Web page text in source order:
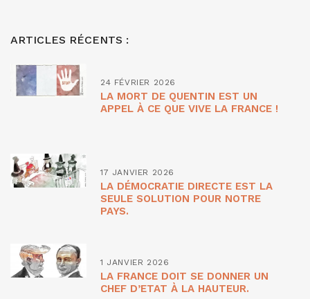
ARTICLES RÉCENTS :
24 FÉVRIER 2026
LA MORT DE QUENTIN EST UN
APPEL À CE QUE VIVE LA FRANCE !
17 JANVIER 2026
LA DÉMOCRATIE DIRECTE EST LA
SEULE SOLUTION POUR NOTRE
PAYS.
1 JANVIER 2026
LA FRANCE DOIT SE DONNER UN
CHEF D’ETAT À LA HAUTEUR.